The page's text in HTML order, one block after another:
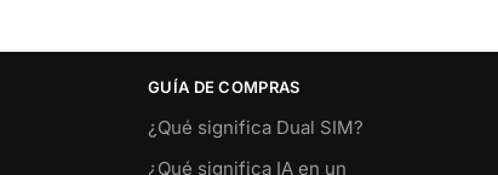
GUÍA DE COMPRAS
¿Qué significa Dual SIM?
¿Qué significa IA en un